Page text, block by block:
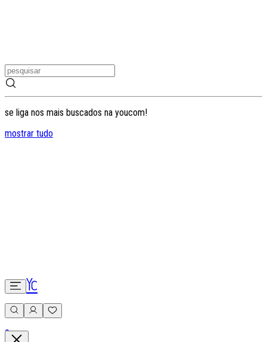
se liga nos mais buscados na youcom!
mostrar tudo
0